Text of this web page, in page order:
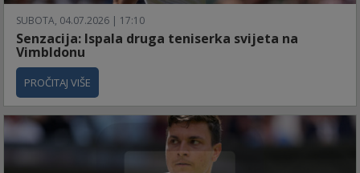
SUBOTA, 04.07.2026 | 17:10
Senzacija: Ispala druga teniserka svijeta na
Vimbldonu
PROČITAJ VIŠE